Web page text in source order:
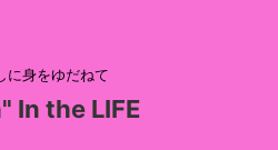
に身をゆだねて
In the LIFE